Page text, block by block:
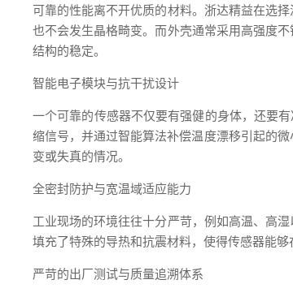
可靠的性能离不开优质的材料。浙达精益在选
也不会发生晶格畸变。而外壳通常采用高强度
结构的稳定。
智能电子模块与抗干扰设计
一个可靠的传感器不仅要有强健的身体，还要
缩信号，并通过智能算法补偿温度漂移引起的
变或失真的情况。
全密封防护与宽温域适应能力
工业现场的环境往往十分严苛，例如高温、高
填充了特殊的导热和抗震材料，使得传感器能
严苛的出厂测试与质量追溯体系